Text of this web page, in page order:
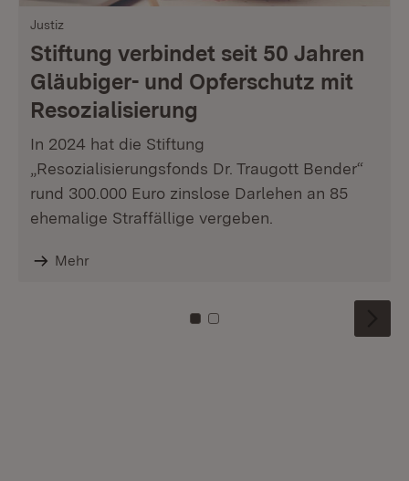
Justiz
Stiftung verbindet seit 50 Jahren
Gläubiger- und Opferschutz mit
Resozialisierung
In 2024 hat die Stiftung
„Resozialisierungsfonds Dr. Traugott Bender“
rund 300.000 Euro zinslose Darlehen an 85
ehemalige Straffällige vergeben.
Mehr
Zu Kachel: 0
Zu Kachel: 1